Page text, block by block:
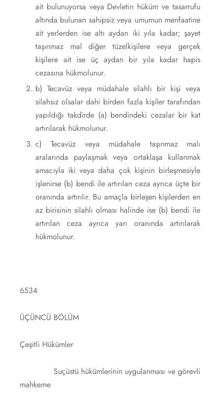
ait bulunuyorsa veya Devletin hüküm ve tasarrufu
altında bulunan sahipsiz veya umumun menfaatine
ait yerlerden ise altı aydan iki yıla kadar; şayet
taşınmaz mal diğer tüzelkişilere veya gerçek
kişilere ait ise üç aydan bir yıla kadar hapis
cezasına hükmolunur.
b) Tecavüz veya müdahale silahlı bir kişi veya
silahsız olsalar dahi birden fazla kişiler tarafından
yapıldığı takdirde (a) bendindeki cezalar bir kat
artırılarak hükmolunur.
c) Tecavüz veya müdahale taşınmaz malı
aralarında paylaşmak veya ortaklaşa kullanmak
amacıyla iki veya daha çok kişinin birleşmesiyle
işlenirse (b) bendi ile artırılan ceza ayrıca üçte bir
oranında artırılır. Bu amaçla birleşen kişilerden en
az birisinin silahlı olması halinde ise (b) bendi ile
artırılan ceza ayrıca yarı oranında artırılarak
hükmolunur.
6534
ÜÇÜNCÜ BÖLÜM
Çeşitli Hükümler
Suçüstü hükümlerinin uygulanması ve görevli
mahkeme